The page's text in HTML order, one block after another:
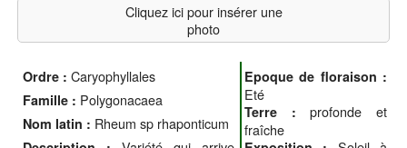
Cliquez ici pour insérer une
photo
Ordre : Caryophyllales
Famille : Polygonacaea
Nom latin : Rheum sp rhaponticum
Epoque de floraison :
Eté
Terre :profonde et
fraîche